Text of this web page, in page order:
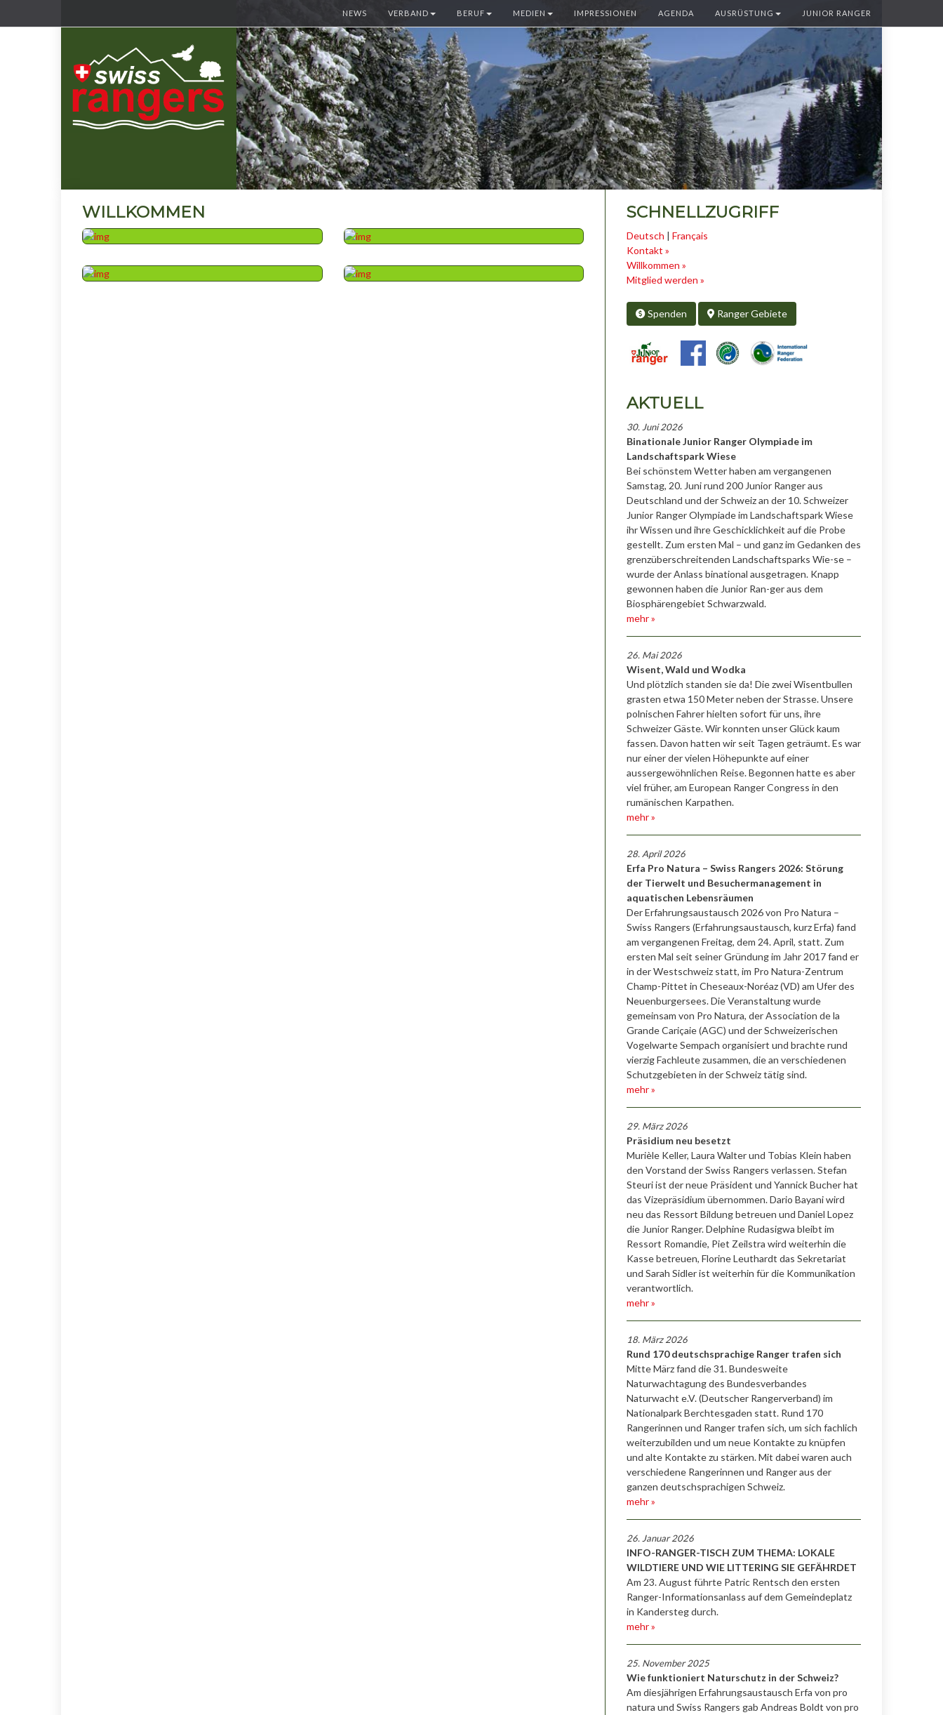
NEWS VERBAND BERUF MEDIEN IMPRESSIONEN AGENDA AUSRÜSTUNG JUNIOR RANGER
WILLKOMMEN
DER VERBAND BERUF
AGENDA JUNIOR RANGER
SCHNELLZUGRIFF
Deutsch | Français
Kontakt »
Willkommen »
Mitglied werden »
Spenden Ranger Gebiete
AKTUELL
30. Juni 2026
Binationale Junior Ranger Olympiade im
Landschaftspark Wiese
Bei schönstem Wetter haben am vergangenen
Samstag, 20. Juni rund 200 Junior Ranger aus
Deutschland und der Schweiz an der 10. Schweizer
Junior Ranger Olympiade im Landschaftspark Wiese
ihr Wissen und ihre Geschicklichkeit auf die Probe
gestellt. Zum ersten Mal – und ganz im Gedanken des
grenzüberschreitenden Landschaftsparks Wie-se –
wurde der Anlass binational ausgetragen. Knapp
gewonnen haben die Junior Ran-ger aus dem
Biosphärengebiet Schwarzwald.
mehr »
26. Mai 2026
Wisent, Wald und Wodka
Und plötzlich standen sie da! Die zwei Wisentbullen
grasten etwa 150 Meter neben der Strasse. Unsere
polnischen Fahrer hielten sofort für uns, ihre
Schweizer Gäste. Wir konnten unser Glück kaum
fassen. Davon hatten wir seit Tagen geträumt. Es war
nur einer der vielen Höhepunkte auf einer
aussergewöhnlichen Reise. Begonnen hatte es aber
viel früher, am European Ranger Congress in den
rumänischen Karpathen.
mehr »
28. April 2026
Erfa Pro Natura – Swiss Rangers 2026: Störung
der Tierwelt und Besuchermanagement in
aquatischen Lebensräumen
Der Erfahrungsaustausch 2026 von Pro Natura –
Swiss Rangers (Erfahrungsaustausch, kurz Erfa) fand
am vergangenen Freitag, dem 24. April, statt. Zum
ersten Mal seit seiner Gründung im Jahr 2017 fand er
in der Westschweiz statt, im Pro Natura-Zentrum
Champ-Pittet in Cheseaux-Noréaz (VD) am Ufer des
Neuenburgersees. Die Veranstaltung wurde
gemeinsam von Pro Natura, der Association de la
Grande Cariçaie (AGC) und der Schweizerischen
Vogelwarte Sempach organisiert und brachte rund
vierzig Fachleute zusammen, die an verschiedenen
Schutzgebieten in der Schweiz tätig sind.
mehr »
29. März 2026
Präsidium neu besetzt
Murièle Keller, Laura Walter und Tobias Klein haben
den Vorstand der Swiss Rangers verlassen. Stefan
Steuri ist der neue Präsident und Yannick Bucher hat
das Vizepräsidium übernommen. Dario Bayani wird
neu das Ressort Bildung betreuen und Daniel Lopez
die Junior Ranger. Delphine Rudasigwa bleibt im
Ressort Romandie, Piet Zeilstra wird weiterhin die
Kasse betreuen, Florine Leuthardt das Sekretariat
und Sarah Sidler ist weiterhin für die Kommunikation
verantwortlich.
mehr »
18. März 2026
Rund 170 deutschsprachige Ranger trafen sich
Mitte März fand die 31. Bundesweite
Naturwachtagung des Bundesverbandes
Naturwacht e.V. (Deutscher Rangerverband) im
Nationalpark Berchtesgaden statt. Rund 170
Rangerinnen und Ranger trafen sich, um sich fachlich
weiterzubilden und um neue Kontakte zu knüpfen
und alte Kontakte zu stärken. Mit dabei waren auch
verschiedene Rangerinnen und Ranger aus der
ganzen deutschsprachigen Schweiz.
mehr »
26. Januar 2026
INFO-RANGER-TISCH ZUM THEMA: LOKALE
WILDTIERE UND WIE LITTERING SIE GEFÄHRDET
Am 23. August führte Patric Rentsch den ersten
Ranger-Informationsanlass auf dem Gemeindeplatz
in Kandersteg durch.
mehr »
25. November 2025
Wie funktioniert Naturschutz in der Schweiz?
Am diesjährigen Erfahrungsaustausch Erfa von pro
natura und Swiss Rangers gab Andreas Boldt von pro